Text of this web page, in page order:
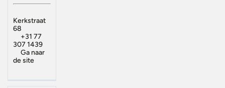
Kerkstraat
68
+31 77
307 1439
Ga naar
de site